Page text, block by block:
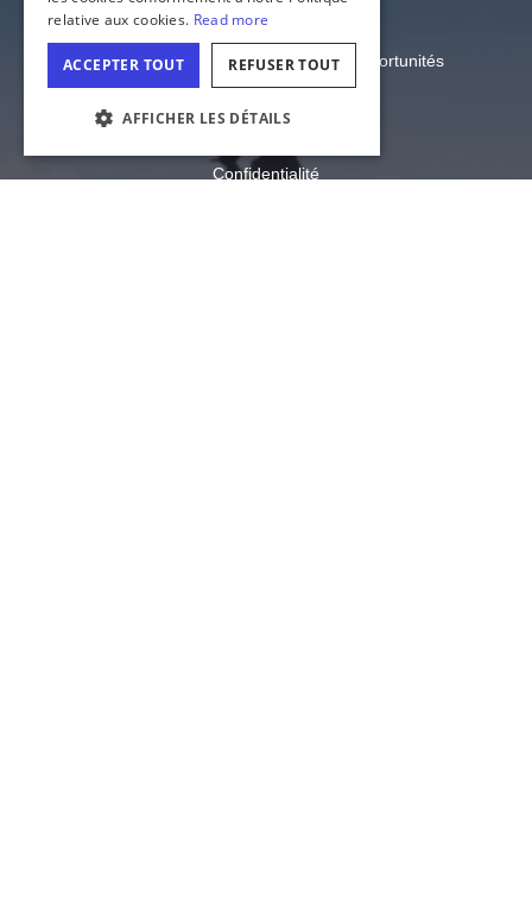
l'Illinois
Département du commerce et des opportunités
économiques de l'Illinois
État de l'Illinois
Confidentialité